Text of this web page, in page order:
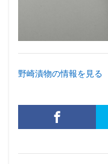
野崎漬物の情報を見る